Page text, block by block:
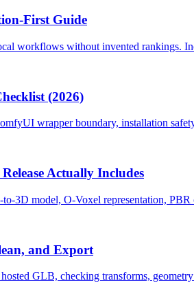
First Guide
workflows without invented rankings.
(2026)
wrapper boundary, installation
Actually Includes
3D model, O-Voxel representation, PBR
and Export
GLB, checking transforms,